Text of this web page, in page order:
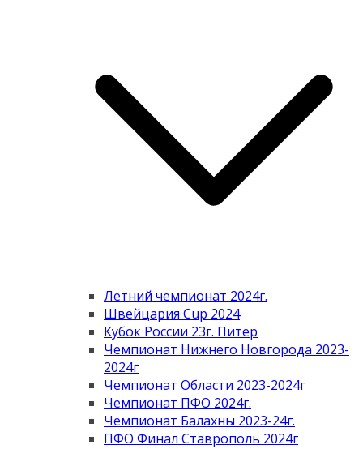
Летний чемпионат 2024г.
Швейцария Cup 2024
Кубок России 23г. Питер
Чемпионат Нижнего Новгорода 2023-
2024г
Чемпионат Области 2023-2024г
Чемпионат ПФО 2024г.
Чемпионат Балахны 2023-24г.
ПФО Финал Ставрополь 2024г